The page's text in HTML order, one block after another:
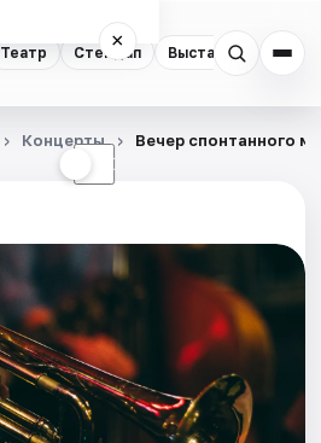
Театр Стендап Выставки
×
☾
Концерты Вечер спонтанного